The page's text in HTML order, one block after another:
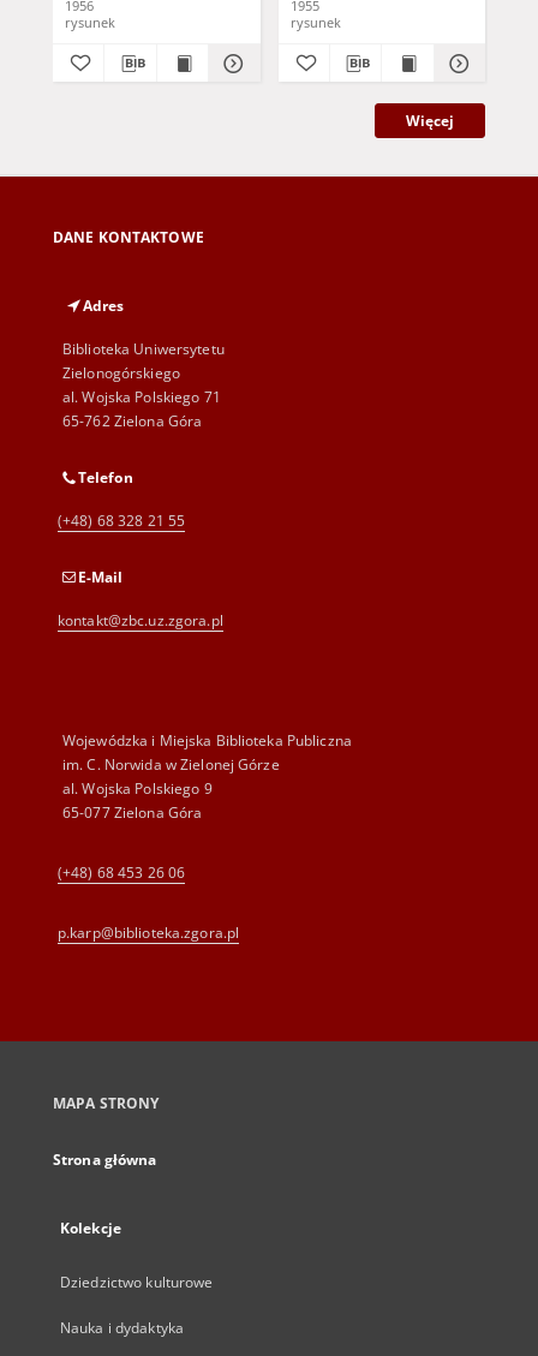
1956
rysunek
1955
rysunek
Więcej
DANE KONTAKTOWE
Adres
Biblioteka Uniwersytetu
Zielonogórskiego
al. Wojska Polskiego 71
65-762 Zielona Góra
Telefon
(+48) 68 328 21 55
E-Mail
kontakt@zbc.uz.zgora.pl
Wojewódzka i Miejska Biblioteka Publiczna
im. C. Norwida w Zielonej Górze
al. Wojska Polskiego 9
65-077 Zielona Góra
(+48) 68 453 26 06
p.karp@biblioteka.zgora.pl
MAPA STRONY
Strona główna
Kolekcje
Dziedzictwo kulturowe
Nauka i dydaktyka